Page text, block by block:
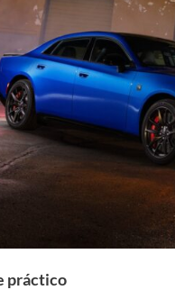
práctico